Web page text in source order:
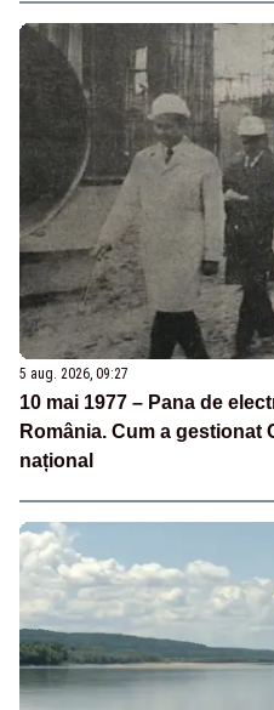
5 aug. 2026, 09:27
10 mai 1977 – Pana de
România. Cum a
național